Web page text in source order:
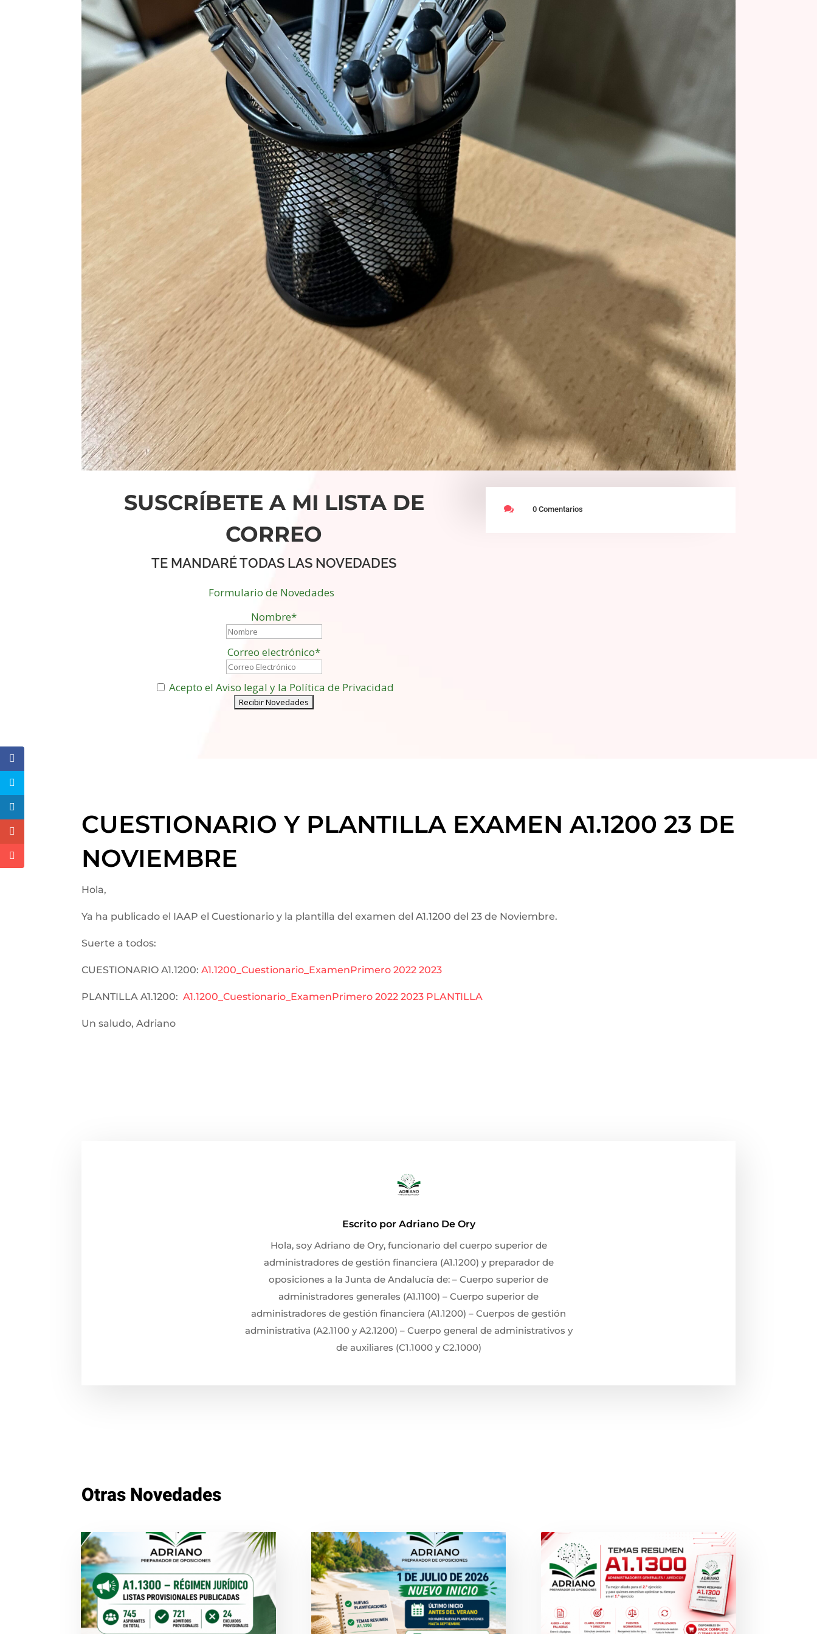
SUSCRÍBETE A MI LISTA DE
CORREO
TE MANDARÉ TODAS LAS NOVEDADES
Formulario de Novedades
Nombre*
Correo electrónico*
Acepto el Aviso legal y la Política de Privacidad
 0 Comentarios
CUESTIONARIO Y PLANTILLA EXAMEN A1.1200 23 DE
NOVIEMBRE
Hola,
Ya ha publicado el IAAP el Cuestionario y la plantilla del examen del A1.1200 del 23 de Noviembre.
Suerte a todos:
CUESTIONARIO A1.1200:A1.1200_Cuestionario_ExamenPrimero 2022 2023
PLANTILLA A1.1200:A1.1200_Cuestionario_ExamenPrimero 2022 2023 PLANTILLA
Un saludo, Adriano
Escrito por Adriano De Ory
Hola, soy Adriano de Ory, funcionario del cuerpo superior de
administradores de gestión financiera (A1.1200) y preparador de
oposiciones a la Junta de Andalucía de: – Cuerpo superior de
administradores generales (A1.1100) – Cuerpo superior de
administradores de gestión financiera (A1.1200) – Cuerpos de gestión
administrativa (A2.1100 y A2.1200) – Cuerpo general de administrativos y
de auxiliares (C1.1000 y C2.1000)
Otras Novedades